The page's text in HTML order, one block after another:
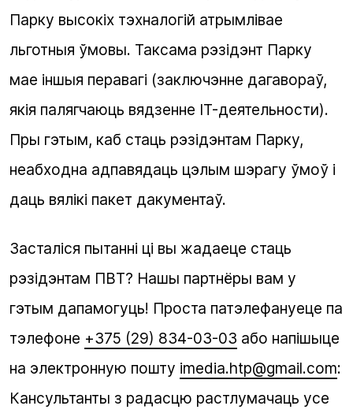
Парку высокіх тэхналогій атрымлівае
льготныя ўмовы. Таксама рэзідэнт Парку
мае іншыя перавагі (заключэнне дагавораў,
якія палягчаюць вядзенне IT-деятельности).
Пры гэтым, каб стаць рэзідэнтам Парку,
неабходна адпавядаць цэлым шэрагу ўмоў і
даць вялікі пакет дакументаў.
Засталіся пытанні ці вы жадаеце стаць
рэзідэнтам ПВТ? Нашы партнёры вам у
гэтым дапамогуць! Проста патэлефануеце па
тэлефоне +375 (29) 834-03-03 або напішыце
на электронную пошту imedia.htp@gmail.com:
Кансультанты з радасцю растлумачаць усе